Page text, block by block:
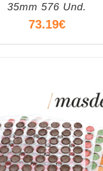
35mm 576 Und.
73.19€